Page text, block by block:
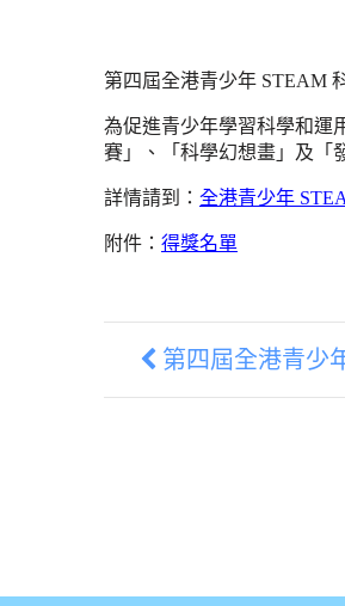
第四屆全港青少年 STEAM
為促進青少年學習科學和運
賽」、「科學幻想畫」及「
詳情請到： 全港青少年
附件： 得獎名單
第四屆全港青少